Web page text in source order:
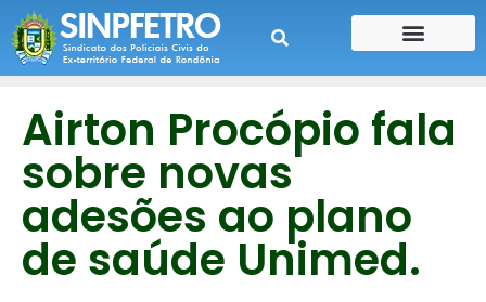
Airton Procópio fala
sobre novas
adesões ao plano
de saúde Unimed.